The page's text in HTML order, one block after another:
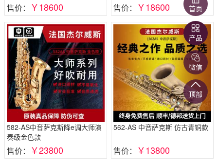
售价： ￥18600 售价： ￥18600
582-AS中音萨克斯降e调大师演
奏级金色款
售价： ￥23800
562-AS 中音萨克斯 仿古青铜款
售价： ￥13800
首页
产品
微信
顶部